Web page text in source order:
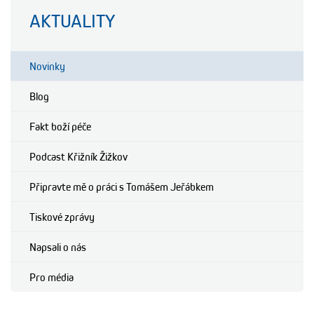
AKTUALITY
Novinky
Blog
Fakt boží péče
Podcast Křižník Žižkov
Připravte mě o práci s Tomášem Jeřábkem
Tiskové zprávy
Napsali o nás
Pro média